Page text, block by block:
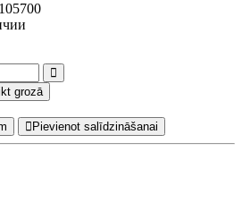
grozā
Pievienot salīdzināšanai